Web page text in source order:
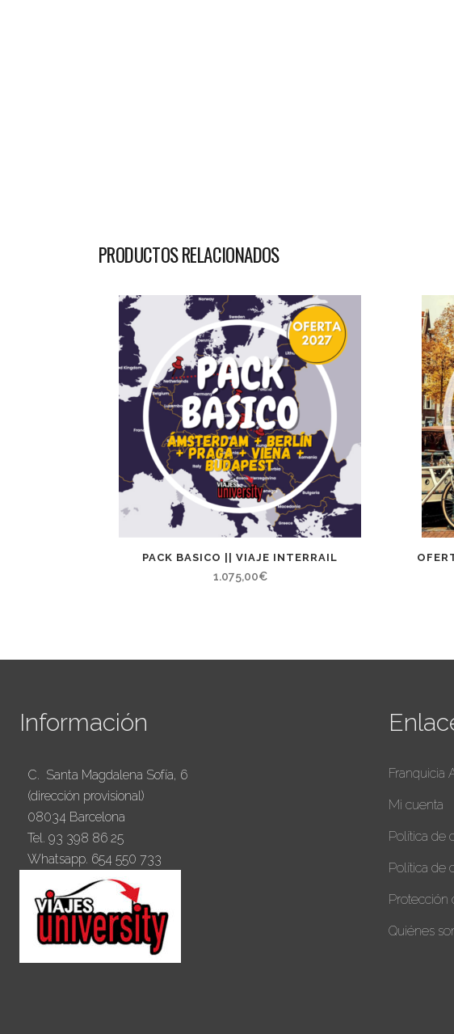
PRODUCTOS RELACIONADOS
PACK BASICO || VIAJE INTERRAIL
1.075,00€
Información
C. Santa Magdalena Sofía, 6
(dirección provisional)
08034 Barcelona
Tel. 93 398 86 25
Whatsapp. 654 550 733
Franquicia
Mi cuenta
Política de
Política de
Protección
Quiénes